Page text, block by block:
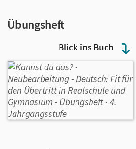
Blick ins Buch
Übungsheft